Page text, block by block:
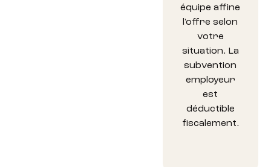
équipe affine
l'offre selon
votre
situation. La
subvention
employeur
est
déductible
fiscalement.